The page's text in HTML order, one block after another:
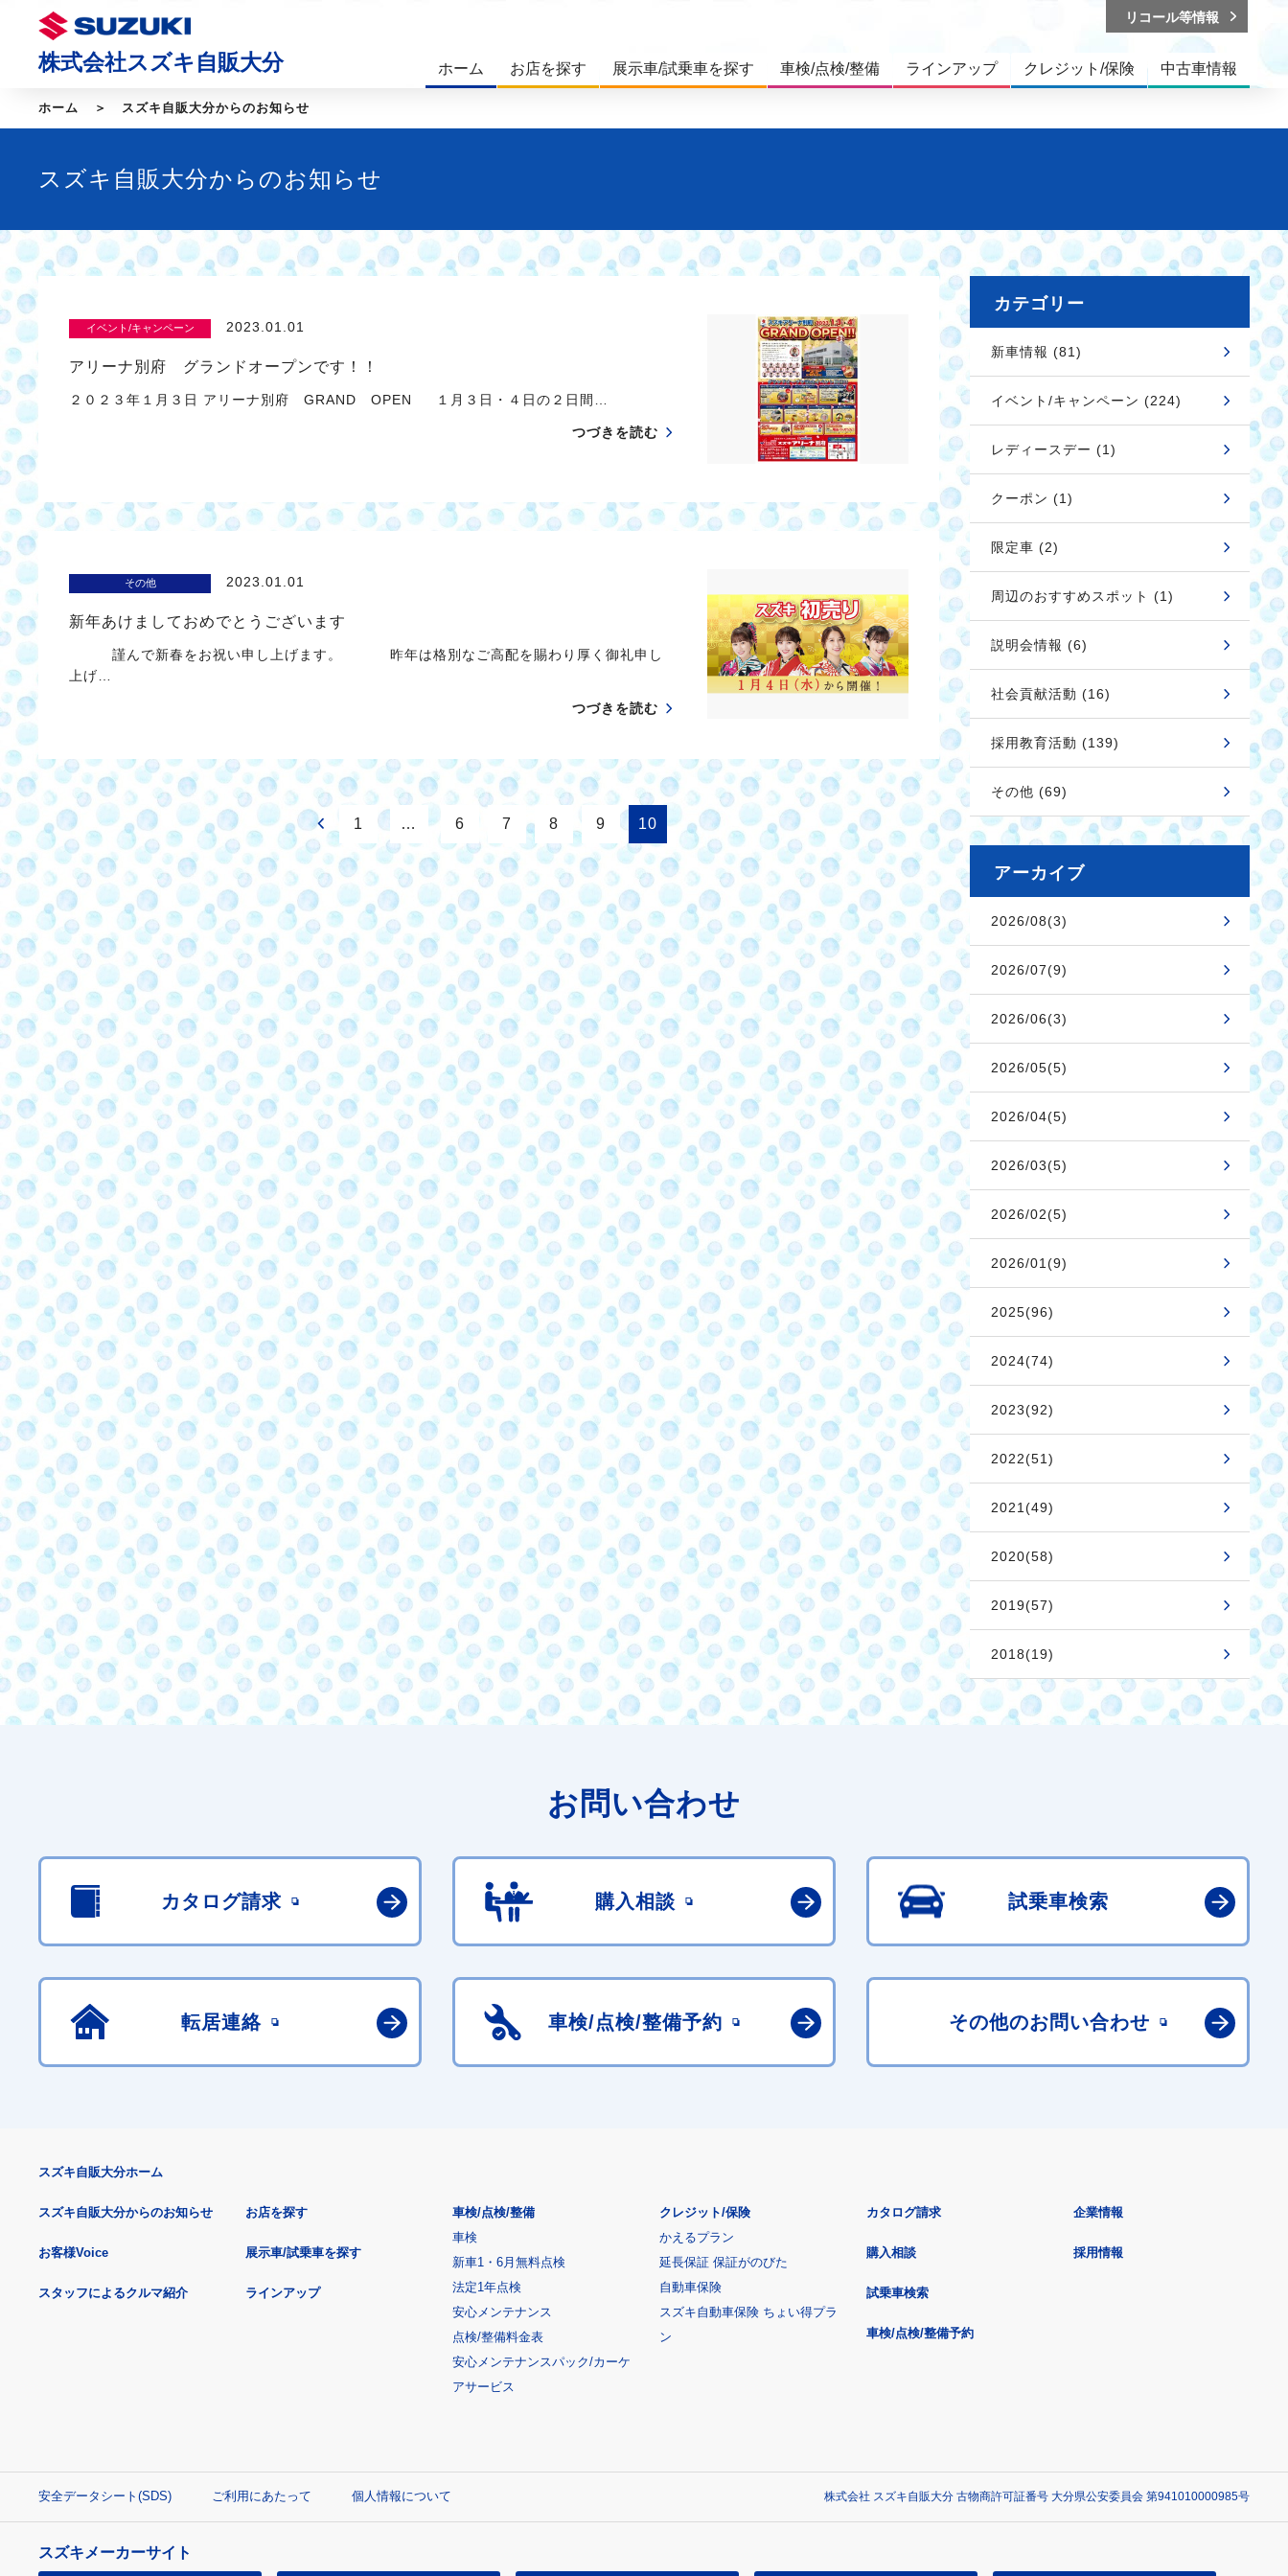
株式会社スズキ自販大分 ホーム お店を探す 展示車/試乗車を探す 車検/点検/整備 ラインアップ クレジット/保険 中古車情報
リコール等情報
ホーム スズキ自販大分からのお知らせ
スズキ自販大分からのお知らせ
イベント/キャンペーン 2023.01.01
アリーナ別府 グランドオープンです！！
２０２３年１月３日 アリーナ別府 GRAND OPEN １月３日・４日の２日間…
つづきを読む
その他 2023.01.01
新年あけましておめでとうございます
謹んで新春をお祝い申し上げます。 昨年は格別なご高配を賜わり厚く御礼申し
上げ…
つづきを読む
1 … 6 7 8 9 10
カテゴリー
新車情報 (81)
イベント/キャンペーン (224)
レディースデー (1)
クーポン (1)
限定車 (2)
周辺のおすすめスポット (1)
説明会情報 (6)
社会貢献活動 (16)
採用教育活動 (139)
その他 (69)
アーカイブ
2026/08(3)
2026/07(9)
2026/06(3)
2026/05(5)
2026/04(5)
2026/03(5)
2026/02(5)
2026/01(9)
2025(96)
2024(74)
2023(92)
2022(51)
2021(49)
2020(58)
2019(57)
2018(19)
お問い合わせ
カタログ請求 購入相談 試乗車検索
転居連絡 車検/点検/整備予約 その他のお問い合わせ
スズキ自販大分ホーム
スズキ自販大分からのお知らせ
お客様Voice
スタッフによるクルマ紹介
お店を探す
展示車/試乗車を探す
ラインアップ
車検/点検/整備
車検
新車1・6月無料点検
法定1年点検
安心メンテナンス
点検/整備料金表
安心メンテナンスパック/カーケ
アサービス
クレジット/保険
かえるプラン
延長保証 保証がのびた
自動車保険
スズキ自動車保険 ちょい得プラ
ン
カタログ請求
購入相談
試乗車検索
車検/点検/整備予約
企業情報
採用情報
安全データシート(SDS) ご利用にあたって 個人情報について 株式会社 スズキ自販大分 古物商許可証番号 大分県公安委員会 第941010000985号
スズキメーカーサイト